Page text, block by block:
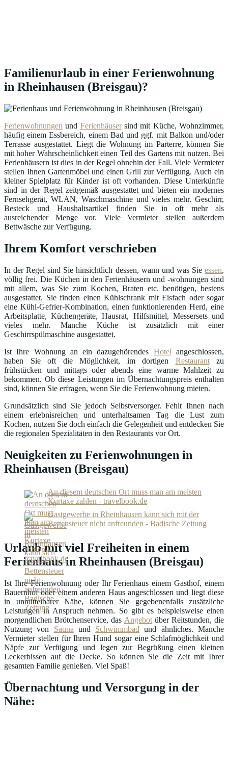
Familienurlaub in einer Ferienwohnung
in Rheinhausen (Breisgau)?
Ferienwohnungen und Ferienhäusersind mit Küche, Wohnzimmer,
häufig einem Essbereich, einem Bad und ggf. mit Balkon und/oder
Terrasse ausgestattet. Liegt die Wohnung im Parterre, können Sie
mit hoher Wahrscheinlichkeit einen Teil des Gartens mit nutzen. Bei
Ferienhäusern ist dies in der Regel ohnehin der Fall. Viele Vermieter
stellen Ihnen Gartenmöbel und einen Grill zur Verfügung. Auch ein
kleiner Spielplatz für Kinder ist oft vorhanden. Diese Unterkünfte
sind in der Regel zeitgemäß ausgestattet und bieten ein modernes
Fernsehgerät, WLAN, Waschmaschine und vieles mehr. Geschirr,
Besteck und Haushaltsartikel finden Sie in oft mehr als
ausreichender Menge vor. Viele Vermieter stellen außerdem
Bettwäsche zur Verfügung.
Ihrem Komfort verschrieben
In der Regel sind Sie hinsichtlich dessen, wann und was Sie essen,
völlig frei. Die Küchen in den Ferienhäusern und -wohnungen sind
mit allem, was Sie zum Kochen, Braten etc. benötigen, bestens
ausgestattet. Sie finden einen Kühlschrank mit Eisfach oder sogar
eine Kühl-Gefrier-Kombination, einen funktionierenden Herd, eine
Arbeitsplatte, Küchengeräte, Hausrat, Hilfsmittel, Messersets und
vieles mehr. Manche Küche ist zusätzlich mit einer
Geschirrspülmaschine ausgestattet.
Ist Ihre Wohnung an ein dazugehörendes Hotel angeschlossen,
haben Sie oft die Möglichkeit, im dortigen Restaurantzu
frühstücken und mittags oder abends eine warme Mahlzeit zu
bekommen. Ob diese Leistungen im Übernachtungspreis enthalten
sind, können Sie erfragen, wenn Sie die Ferienwohnung mieten.
Grundsätzlich sind Sie jedoch Selbstversorger. Fehlt Ihnen nach
einem erlebnisreichen und unterhaltsamen Tag die Lust zum
Kochen, nutzen Sie doch einfach die Gelegenheit und entdecken Sie
die regionalen Spezialitäten in den Restaurants vor Ort.
Neuigkeiten zu Ferienwohnungen in
Rheinhausen (Breisgau)
An diesem deutschen Ort muss man am meisten
Kurtaxe zahlen - travelbook.de
Gastgewerbe in Rheinhausen kann sich mit der
Bettensteuer nicht anfreunden - Badische Zeitung
Urlaub mit viel Freiheiten in einem
Ferienhaus in Rheinhausen (Breisgau)
Ist Ihre Ferienwohnung oder Ihr Ferienhaus einem Gasthof, einem
Bauernhof oder einem anderen Haus angeschlossen und liegt diese
in unmittelbarer Nähe, können Sie gegebenenfalls zusätzliche
Leistungen in Anspruch nehmen. So gibt es beispielsweise einen
morgendlichen Brötchenservice, das Angebotüber Reitstunden, die
Nutzung von Sauna und Schwimmbad und ähnliches. Manche
Vermieter stellen für Ihren Hund sogar eine Schlafmöglichkeit und
Näpfe zur Verfügung und legen zur Begrüßung einen kleinen
Leckerbissen auf die Decke. So können Sie die Zeit mit Ihrer
gesamten Familie genießen. Viel Spaß!
Übernachtung und Versorgung in der
Nähe: